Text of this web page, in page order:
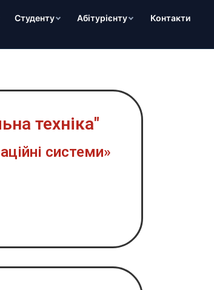
Студенту Абітурієнту Контакти
техніка"
системи»